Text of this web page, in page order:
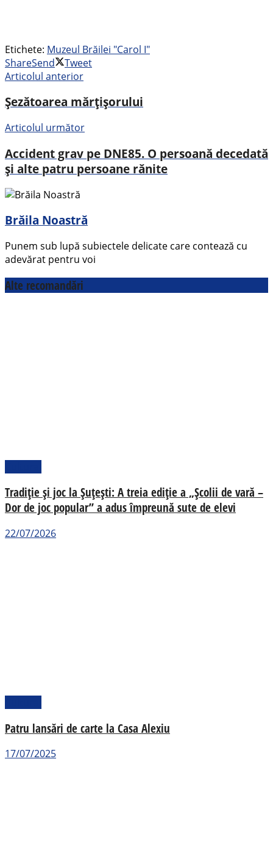
Etichete: Muzeul Brăilei "Carol I"
ShareSend
Tweet
Articolul anterior
Șezătoarea mărțișorului
Articolul următor
Accident grav pe DNE85. O persoană decedată
și alte patru persoane rănite
Brăila Noastră
Punem sub lupă subiectele delicate care contează cu
adevărat pentru voi
Alte recomandări
Tradiție și joc la Șuțești: A treia ediție a „Școlii de vară –
Dor de joc popular” a adus împreună sute de elevi
22/07/2026
Patru lansări de carte la Casa Alexiu
17/07/2025